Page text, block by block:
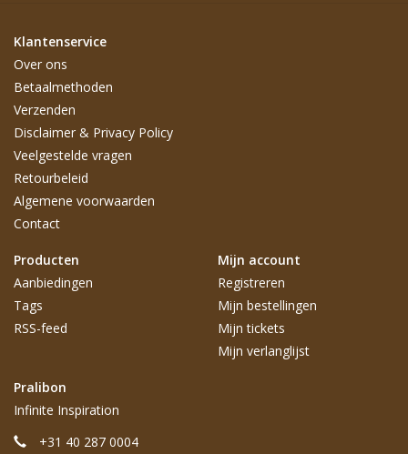
Klantenservice
Over ons
Betaalmethoden
Verzenden
Disclaimer & Privacy Policy
Veelgestelde vragen
Retourbeleid
Algemene voorwaarden
Contact
Producten
Aanbiedingen
Tags
RSS-feed
Mijn account
Registreren
Mijn bestellingen
Mijn tickets
Mijn verlanglijst
Pralibon
Infinite Inspiration
+31 40 287 0004